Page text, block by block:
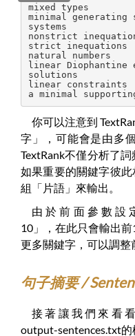
mixed types
minimal generating
systems
nonstrict
strict inequations
natural numbers
linear Diophantine
solutions
linear constraints
a minimal
你可以注意到
字」，可能會是由多
TextRank不僅分析了
如果重要的關鍵字彼
組「片語」來輸出。
由於前面參數設定
10」，在此只會輸出
更多關鍵字，可以調整
句子摘要 /
接著讓我們來看看
output-sentences.txt的